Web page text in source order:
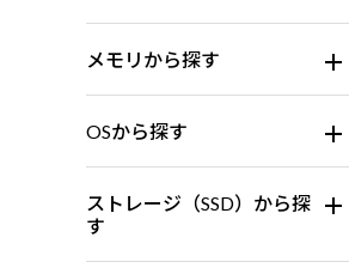
メモリから探す
OSから探す
ストレージ（SSD）から探
す